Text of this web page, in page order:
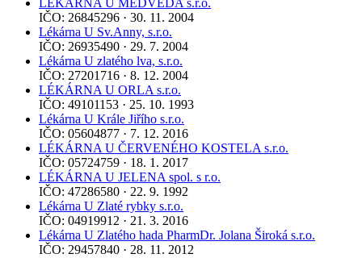
LÉKÁRNA U MEDVĚDA s.r.o.
IČO: 26845296 · 30. 11. 2004
Lékárna U Sv.Anny, s.r.o.
IČO: 26935490 · 29. 7. 2004
Lékárna U zlatého lva, s.r.o.
IČO: 27201716 · 8. 12. 2004
LÉKÁRNA U ORLA s.r.o.
IČO: 49101153 · 25. 10. 1993
Lékárna U Krále Jiřího s.r.o.
IČO: 05604877 · 7. 12. 2016
LÉKÁRNA U ČERVENÉHO KOSTELA s.r.o.
IČO: 05724759 · 18. 1. 2017
LÉKÁRNA U JELENA spol. s r.o.
IČO: 47286580 · 22. 9. 1992
Lékárna U Zlaté rybky s.r.o.
IČO: 04919912 · 21. 3. 2016
Lékárna U Zlatého hada PharmDr. Jolana Široká s.r.o.
IČO: 29457840 · 28. 11. 2012